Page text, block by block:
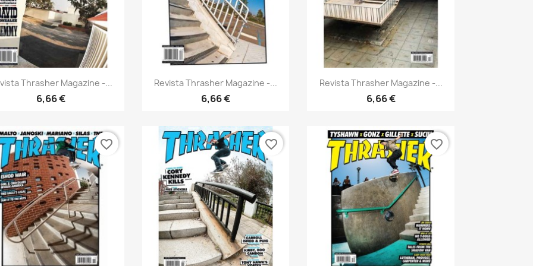
Vista rápida
Thrasher Magazine -...
6,66 €
Vista rápida
Revista Thrasher Magazine -...
6,66 €
Vista rápida
Revista Thrasher Magazine -...
6,66 €
favorite_border favorite_border favorite_border